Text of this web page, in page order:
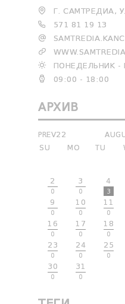
Г. САМТРЕДИА,
571 81 19 13
ПОНЕДЕЛЬНИК -
09:00 - 18:00
АРХИВ
PREV22
SU
MO TU
2
0
3
0
4
3
9
0
10
0
11
0
16
0
17
0
18
0
23
0
24
0
25
0
30
0
31
0